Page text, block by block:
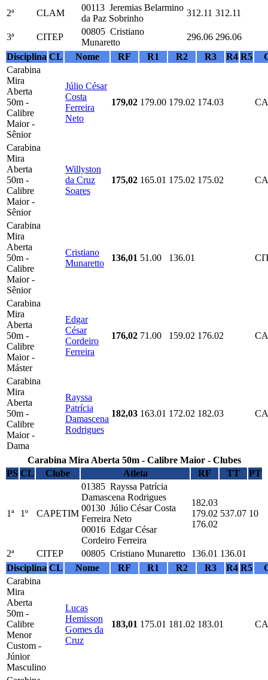
2ª CLAM
00113 Jeremias Belarmino
da Paz Sobrinho
312.11 312.11
3ª CITEP
00805 Cristiano
Munaretto
296.06 296.06
Disciplina CL Nome RF R1 R2 R3 R4 R5
Carabina
Mira
Aberta
50m -
Calibre
Maior -
Sênior
Júlio César
Costa
Ferreira
Neto
179,02 179.00 179.02 174.03
Carabina
Mira
Aberta
50m -
Calibre
Maior -
Sênior
Willyston
da Cruz
Soares
175,02 165.01 175.02 175.02
Carabina
Mira
Aberta
50m -
Calibre
Maior -
Sênior
Cristiano
Munaretto
136,01 51.00 136.01
Carabina
Mira
Aberta
50m -
Calibre
Maior -
Máster
Edgar
César
Cordeiro
Ferreira
176,02 71.00 159.02 176.02
Carabina
Mira
Aberta
50m -
Calibre
Maior -
Dama
Rayssa
Patrícia
Damascena
Rodrigues
182,03 163.01 172.02 182.03
Carabina Mira Aberta 50m - Calibre Maior - Clubes
PS CL Clube Atleta RF TT PT
1ª 1º CAPETIM
01385 Rayssa Patrícia
Damascena Rodrigues
00130 Júlio César Costa
Ferreira Neto
00016 Edgar César
Cordeiro Ferreira
182.03
179.02
176.02
537.07 10
2ª CITEP 00805 Cristiano Munaretto 136.01 136.01
Disciplina CL Nome RF R1 R2 R3 R4 R5
Carabina
Mira
Aberta
50m -
Calibre
Menor
Custom -
Júnior
Masculino
Lucas
Hemisson
Gomes da
Cruz
183,01 175.01 181.02 183.01